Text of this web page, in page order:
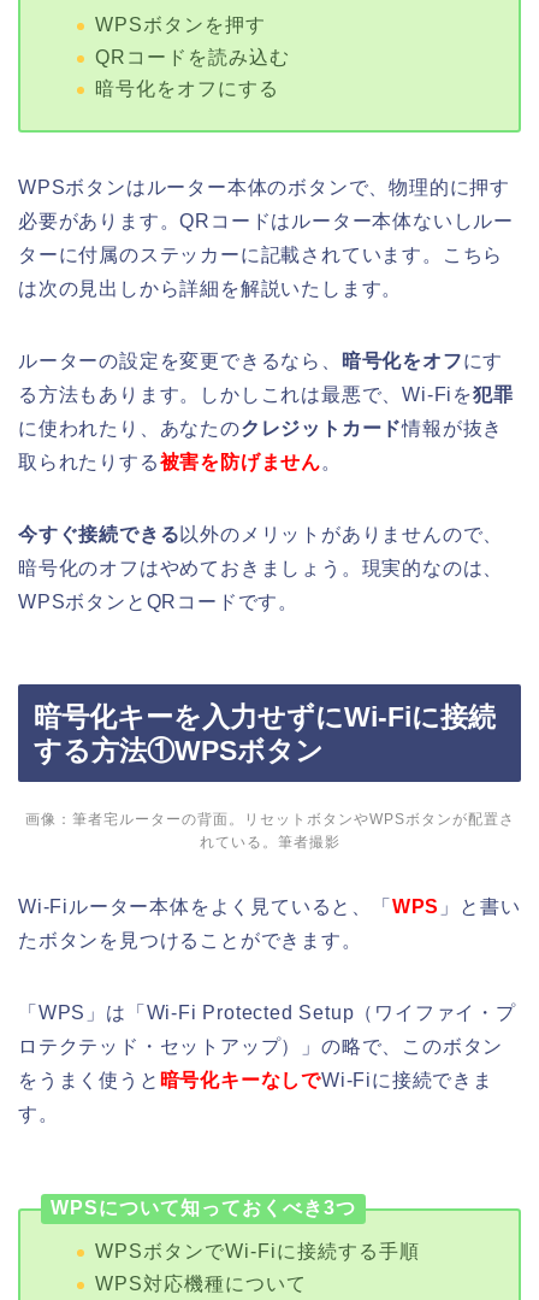
WPSボタンを押す
QRコードを読み込む
暗号化をオフにする
WPSボタンはルーター本体のボタンで、物理的に押す
必要があります。QRコードはルーター本体ないしルー
ターに付属のステッカーに記載されています。こちら
は次の見出しから詳細を解説いたします。
ルーターの設定を変更できるなら、 暗号化をオフにす
る方法もあります。しかしこれは最悪で、Wi-Fiを犯罪
に使われたり、あなたのクレジットカード情報が抜き
取られたりする被害を防げません。
今すぐ接続できる 以外のメリットがありませんので、
暗号化のオフはやめておきましょう。現実的なのは、
WPSボタンとQRコードです。
暗号化キーを入力せずにWi-Fiに接続
する方法①WPSボタン
画像：筆者宅ルーターの背面。リセットボタンやWPSボタンが配置さ
れている。筆者撮影
Wi-Fiルーター本体をよく見ていると、「 WPS 」と書い
たボタンを見つけることができます。
「WPS」は「Wi-Fi Protected Setup（ワイファイ・プ
ロテクテッド・セットアップ）」の略で、このボタン
をうまく使うと 暗号化キーなしでWi-Fiに接続できま
す。
WPSについて知っておくべき3つ
WPSボタンでWi-Fiに接続する手順
WPS対応機種について